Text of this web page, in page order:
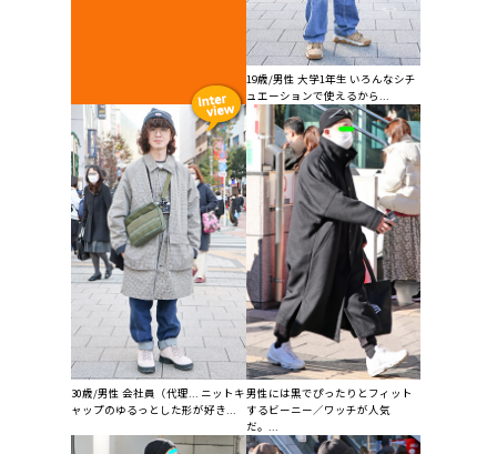
19歳/男性 大学1年生 いろんなシチ
ュエーションで使えるから...
30歳/男性 会社員（代理... ニットキ
ャップのゆるっとした形が好き...
男性には黒でぴったりとフィット
するビーニー／ワッチが人気
だ。...